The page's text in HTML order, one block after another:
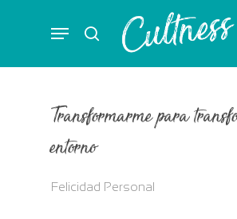
content
search
Menu
Transformarme para
entorno
Felicidad Personal